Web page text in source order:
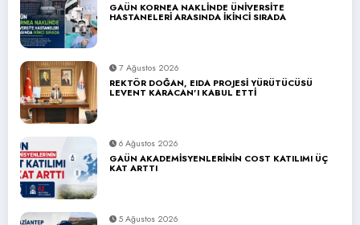
GAÜN KORNEA NAKLİNDE ÜNİVERSİTE
HASTANELERİ ARASINDA İKİNCİ SIRADA
7 Ağustos 2026
REKTÖR DOĞAN, EIDA PROJESİ YÜRÜTÜCÜSÜ
LEVENT KARACAN’I KABUL ETTİ
6 Ağustos 2026
GAÜN AKADEMİSYENLERİNİN COST KATILIMI ÜÇ
KAT ARTTI
5 Ağustos 2026